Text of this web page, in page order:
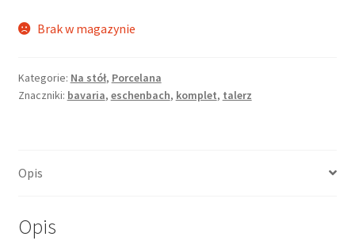
Brak w magazynie
Kategorie: Na stół, Porcelana
Znaczniki: bavaria, eschenbach, komplet, talerz
Opis
Opis